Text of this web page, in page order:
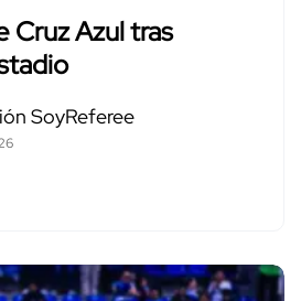
Cruz Azul tras
SoyReferee